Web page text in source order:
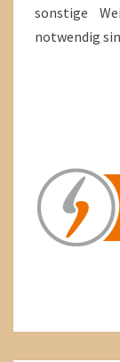
sonstige
notwendig